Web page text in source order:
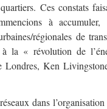
Ces constats
à accumuler,
régionales de
la « révolution de
Londres, Ken
dans